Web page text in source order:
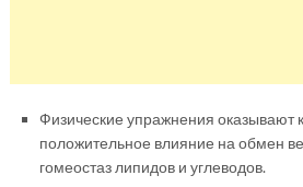
Физические упражнения оказывают
положительное влияние на обмен
гомеостаз липидов и углеводов.